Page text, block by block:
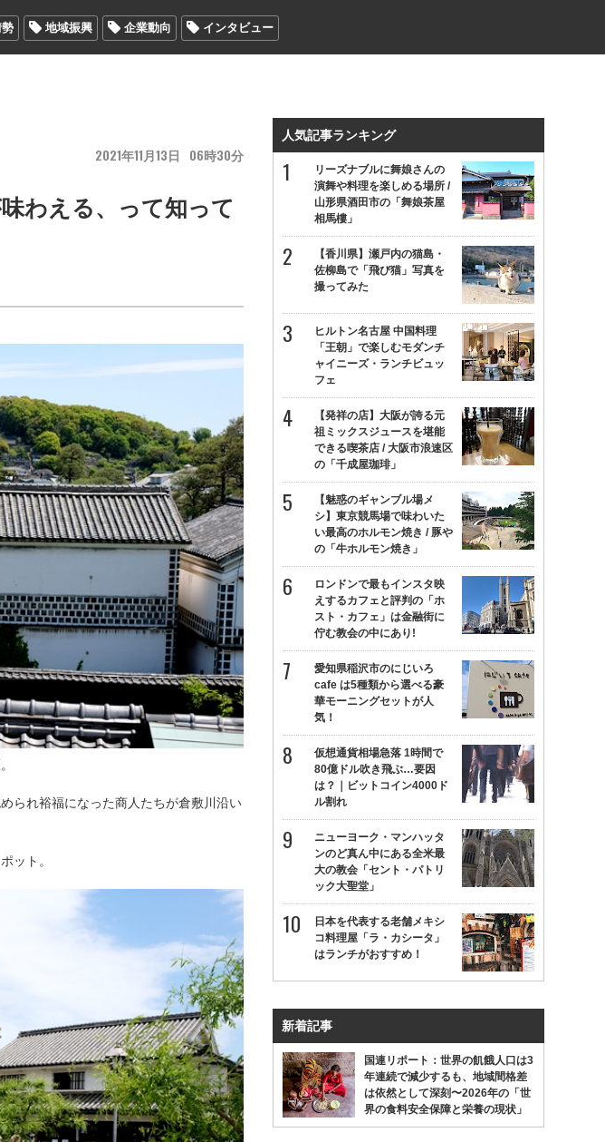
勢 地域振興 企業動向 インタビュー
2021 11 13 06 30
わえる、って知って
られ裕福になった商人たちが倉敷川沿い
ット。
人気記事ランキング
リーズナブルに舞娘さんの
演舞や料理を楽しめる場所 /
山形県酒田市の「舞娘茶屋
相馬樓」
【香川県】瀬戸内の猫島・
佐柳島で「飛び猫」写真を
撮ってみた
ヒルトン名古屋 中国料理
「王朝」で楽しむモダンチ
ャイニーズ・ランチビュッ
フェ
【発祥の店】大阪が誇る元
祖ミックスジュースを堪能
できる喫茶店 / 大阪市浪速区
の「千成屋珈琲」
【魅惑のギャンブル場メ
シ】東京競馬場で味わいた
い最高のホルモン焼き / 豚や
の「牛ホルモン焼き」
ロンドンで最もインスタ映
えするカフェと評判の「ホ
スト・カフェ」は金融街に
佇む教会の中にあり!
愛知県稲沢市のにじいろ
cafe は5種類から選べる豪
華モーニングセットが人
気！
仮想通貨相場急落 1時間で
80億ドル吹き飛ぶ…要因
は？｜ビットコイン4000ド
ル割れ
ニューヨーク・マンハッタ
ンのど真ん中にある全米最
大の教会「セント・パトリ
ック大聖堂」
日本を代表する老舗メキシ
コ料理屋「ラ・カシータ」
はランチがおすすめ！
新着記事
国連リポート：世界の飢餓人口は3
年連続で減少するも、地域間格差
は依然として深刻〜2026年の「世
界の食料安全保障と栄養の現状」